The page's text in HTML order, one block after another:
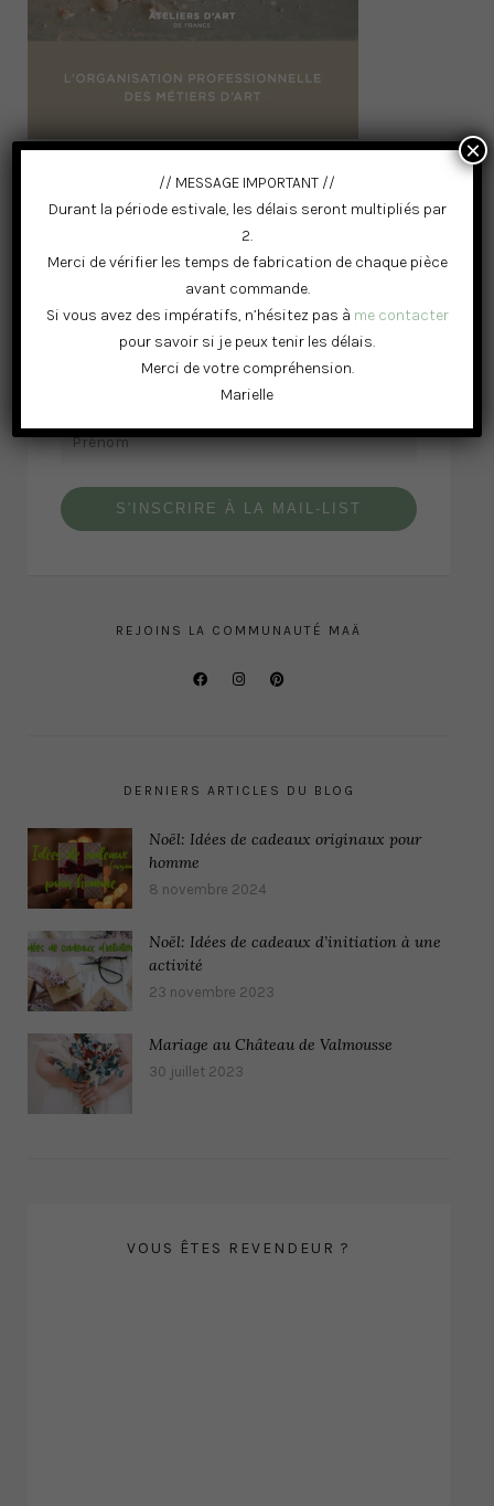
RESTONS CONNECTÉS
S'INSCRIRE À LA MAIL-LIST
REJOINS LA COMMUNAUTÉ MAÄ
DERNIERS ARTICLES DU BLOG
Noël: Idées de cadeaux originaux pour
homme
8 novembre 2024
Noël: Idées de cadeaux d’initiation à une
activité
23 novembre 2023
Mariage au Château de Valmousse
30 juillet 2023
VOUS ÊTES REVENDEUR ?
// MESSAGE IMPORTANT //
Durant la période estivale, les délais seront multipliés par
2.
Merci de vérifier les temps de fabrication de chaque pièce
avant commande.
Si vous avez des impératifs, n’hésitez pas à me contacter
pour savoir si je peux tenir les délais.
Merci de votre compréhension.
Marielle
×